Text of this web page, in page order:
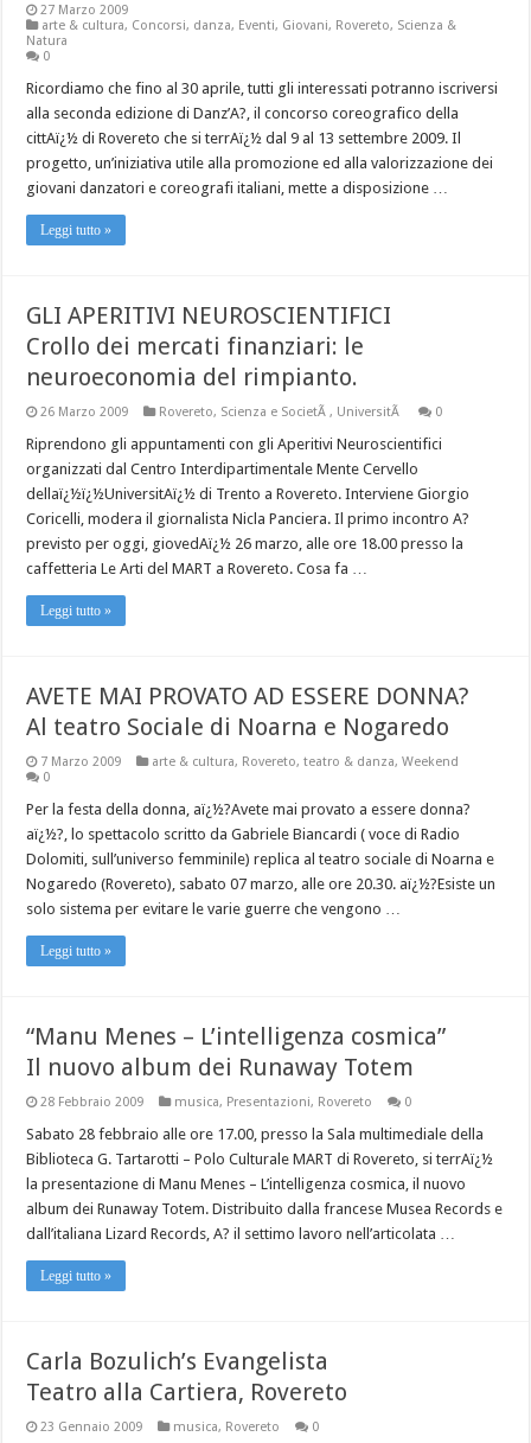
27 Marzo 2009
arte & cultura, Concorsi, danza, Eventi, Giovani, Rovereto, Scienza &
Natura
0
Ricordiamo che fino al 30 aprile, tutti gli interessati potranno iscriversi
alla seconda edizione di Danz’A?, il concorso coreografico della
cittAï¿½ di Rovereto che si terrAï¿½ dal 9 al 13 settembre 2009. Il
progetto, un’iniziativa utile alla promozione ed alla valorizzazione dei
giovani danzatori e coreografi italiani, mette a disposizione …
Leggi tutto »
GLI APERITIVI NEUROSCIENTIFICI
Crollo dei mercati finanziari: le
neuroeconomia del rimpianto.
26 Marzo 2009 Rovereto, Scienza e SocietÃ, UniversitÃ 0
Riprendono gli appuntamenti con gli Aperitivi Neuroscientifici
organizzati dal Centro Interdipartimentale Mente Cervello
dellaï¿½ï¿½UniversitAï¿½ di Trento a Rovereto. Interviene Giorgio
Coricelli, modera il giornalista Nicla Panciera. Il primo incontro A?
previsto per oggi, giovedAï¿½ 26 marzo, alle ore 18.00 presso la
caffetteria Le Arti del MART a Rovereto. Cosa fa …
Leggi tutto »
AVETE MAI PROVATO AD ESSERE DONNA?
Al teatro Sociale di Noarna e Nogaredo
7 Marzo 2009 arte & cultura, Rovereto,teatro & danza,Weekend
0
Per la festa della donna, aï¿½?Avete mai provato a essere donna?
aï¿½?, lo spettacolo scritto da Gabriele Biancardi ( voce di Radio
Dolomiti, sull’universo femminile) replica al teatro sociale di Noarna e
Nogaredo (Rovereto), sabato 07 marzo, alle ore 20.30. aï¿½?Esiste un
solo sistema per evitare le varie guerre che vengono …
Leggi tutto »
“Manu Menes – L’intelligenza cosmica”
Il nuovo album dei Runaway Totem
28 Febbraio 2009 musica, Presentazioni, Rovereto 0
Sabato 28 febbraio alle ore 17.00, presso la Sala multimediale della
Biblioteca G. Tartarotti – Polo Culturale MART di Rovereto, si terrAï¿½
la presentazione di Manu Menes – L’intelligenza cosmica, il nuovo
album dei Runaway Totem. Distribuito dalla francese Musea Records e
dall’italiana Lizard Records, A? il settimo lavoro nell’articolata …
Leggi tutto »
Carla Bozulich’s Evangelista
Teatro alla Cartiera, Rovereto
23 Gennaio 2009 musica, Rovereto 0